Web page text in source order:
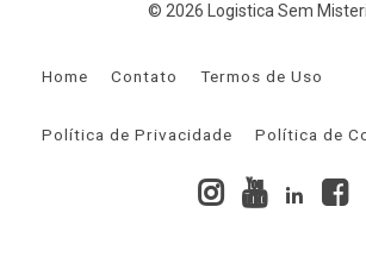
© 2026 Logistica Sem
Home Contato Termos de Uso
Política de Privacidade Política de